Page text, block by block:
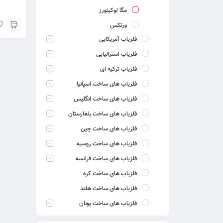
مگا لوکیتورز
ورتکس
فلزیاب آمریکایی
فلزیاب استرالیایی
فلزیاب ترکیه ای
فلزیاب های ساخت اسپانیا
فلزیاب های ساخت انگلیس
فلزیاب های ساخت بلغارستان
فلزیاب های ساخت چین
فلزیاب های ساخت روسیه
فلزیاب های ساخت فرانسه
فلزیاب های ساخت کره
فلزیاب های ساخت هلند
فلزیاب های ساخت یونان